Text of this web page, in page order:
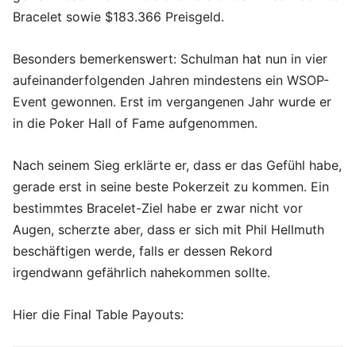
Bracelet sowie $183.366 Preisgeld.
Besonders bemerkenswert: Schulman hat nun in vier
aufeinanderfolgenden Jahren mindestens ein WSOP-
Event gewonnen. Erst im vergangenen Jahr wurde er
in die Poker Hall of Fame aufgenommen.
Nach seinem Sieg erklärte er, dass er das Gefühl habe,
gerade erst in seine beste Pokerzeit zu kommen. Ein
bestimmtes Bracelet-Ziel habe er zwar nicht vor
Augen, scherzte aber, dass er sich mit Phil Hellmuth
beschäftigen werde, falls er dessen Rekord
irgendwann gefährlich nahekommen sollte.
Hier die Final Table Payouts: